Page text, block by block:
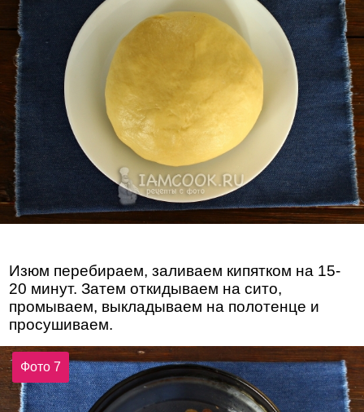
Изюм перебираем, заливаем кипятком на 15-
20 минут. Затем откидываем на сито,
промываем, выкладываем на полотенце и
просушиваем.
Фото 7